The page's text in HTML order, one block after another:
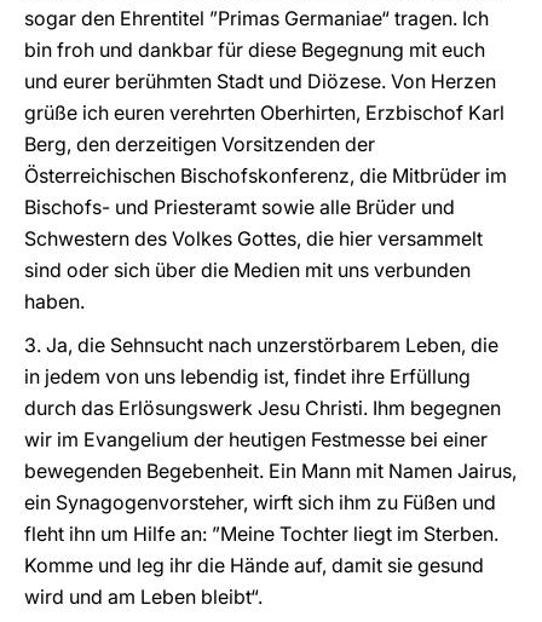
sogar den Ehrentitel ”Primas Germaniae“ tragen. Ich
bin froh und dankbar für diese Begegnung mit euch
und eurer berühmten Stadt und Diözese. Von Herzen
grüße ich euren verehrten Oberhirten, Erzbischof Karl
Berg, den derzeitigen Vorsitzenden der
Österreichischen Bischofskonferenz, die Mitbrüder im
Bischofs- und Priesteramt sowie alle Brüder und
Schwestern des Volkes Gottes, die hier versammelt
sind oder sich über die Medien mit uns verbunden
haben.
3. Ja, die Sehnsucht nach unzerstörbarem Leben, die
in jedem von uns lebendig ist, findet ihre Erfüllung
durch das Erlösungswerk Jesu Christi. Ihm begegnen
wir im Evangelium der heutigen Festmesse bei einer
bewegenden Begebenheit. Ein Mann mit Namen Jairus,
ein Synagogenvorsteher, wirft sich ihm zu Füßen und
fleht ihn um Hilfe an: ”Meine Tochter liegt im Sterben.
Komme und leg ihr die Hände auf, damit sie gesund
wird und am Leben bleibt“.